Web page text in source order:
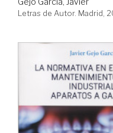
Letras de Autor. Madrid,